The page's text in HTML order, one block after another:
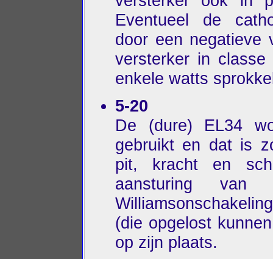
Eventueel de
door een negatieve
versterker in
enkele watts
5-20
De (dure) EL34
gebruikt en dat is
pit, kracht en
aansturing van
(die opgelost
op zijn plaats.